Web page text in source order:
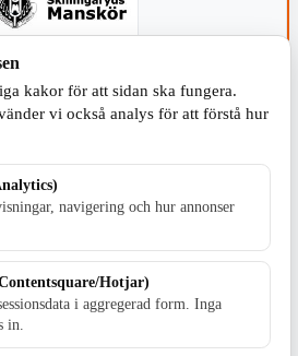
grundat 1991 som sedan 2002 ger
och 2010 lanserades Värnamo.nu. Från
tre kommuner: Gnosjö,
Vaggeryds kommun.
kakor för att sidan ska fungera.
vi också analys för att förstå hur
navigering och hur annonser
Hotjar)
i aggregerad form. Inga
in.